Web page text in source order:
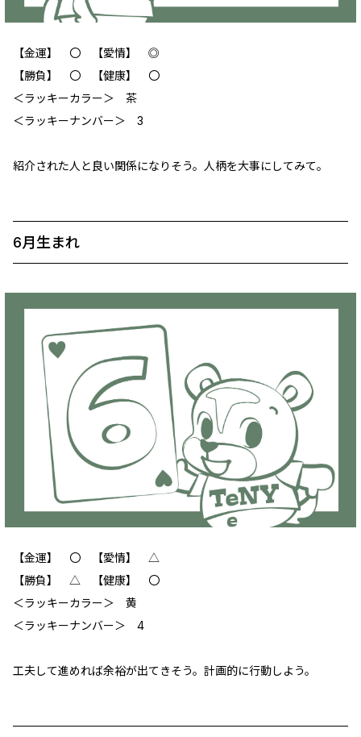
【金運】 〇 【愛情】 ◎
【勝負】 〇 【健康】 〇
＜ラッキーカラー＞ 茶
＜ラッキーナンバー＞ 3
紹介された人と良い関係になりそう。人柄を大事にしてみて。
6月生まれ
【金運】 〇 【愛情】 △
【勝負】 △ 【健康】 〇
＜ラッキーカラー＞ 黄
＜ラッキーナンバー＞ 4
工夫して進めれば余裕が出てきそう。計画的に行動しよう。